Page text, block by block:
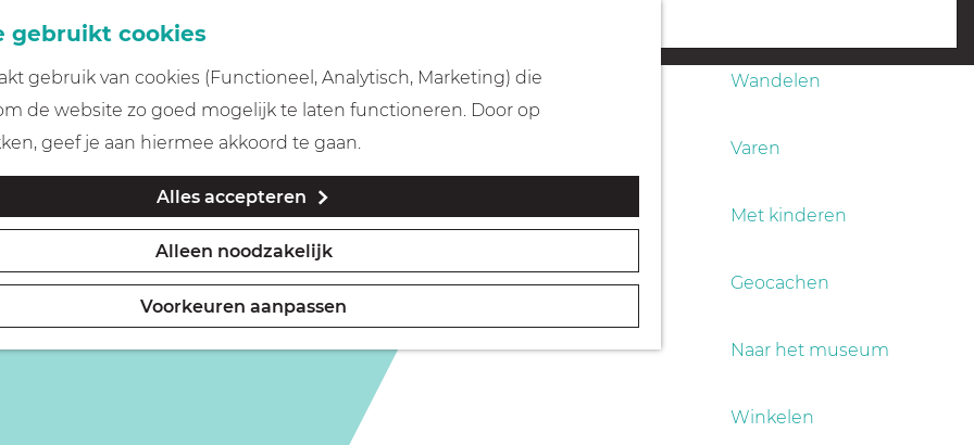
gebruikt cookies
gebruik van cookies (Functioneel, Analytisch, Marketing) die
de website zo goed mogelijk te laten functioneren. Door op
geef je aan hiermee akkoord te gaan.
Alles accepteren
Alleen noodzakelijk
Voorkeuren aanpassen
Wandelen
Varen
Met kinderen
Geocachen
Naar het museum
Winkelen